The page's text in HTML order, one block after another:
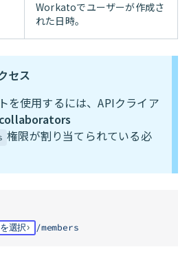
Workatoでユーザーが作成さ
れた日時。
セス
を使用するには、APIクライア
権限が割り当てられている必
選択 /members